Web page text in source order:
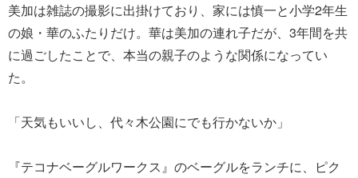
美加は雑誌の撮影に出掛けており、家には慎一と小学2年生
の娘・華のふたりだけ。華は美加の連れ子だが、3年間を共
に過ごしたことで、本当の親子のような関係になってい
た。
「天気もいいし、代々木公園にでも行かないか」
『テコナベーグルワークス』のベーグルをランチに、ピク